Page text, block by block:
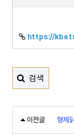
https://
검색
이전글 형제